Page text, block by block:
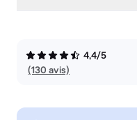
4,4/5
(130 avis)